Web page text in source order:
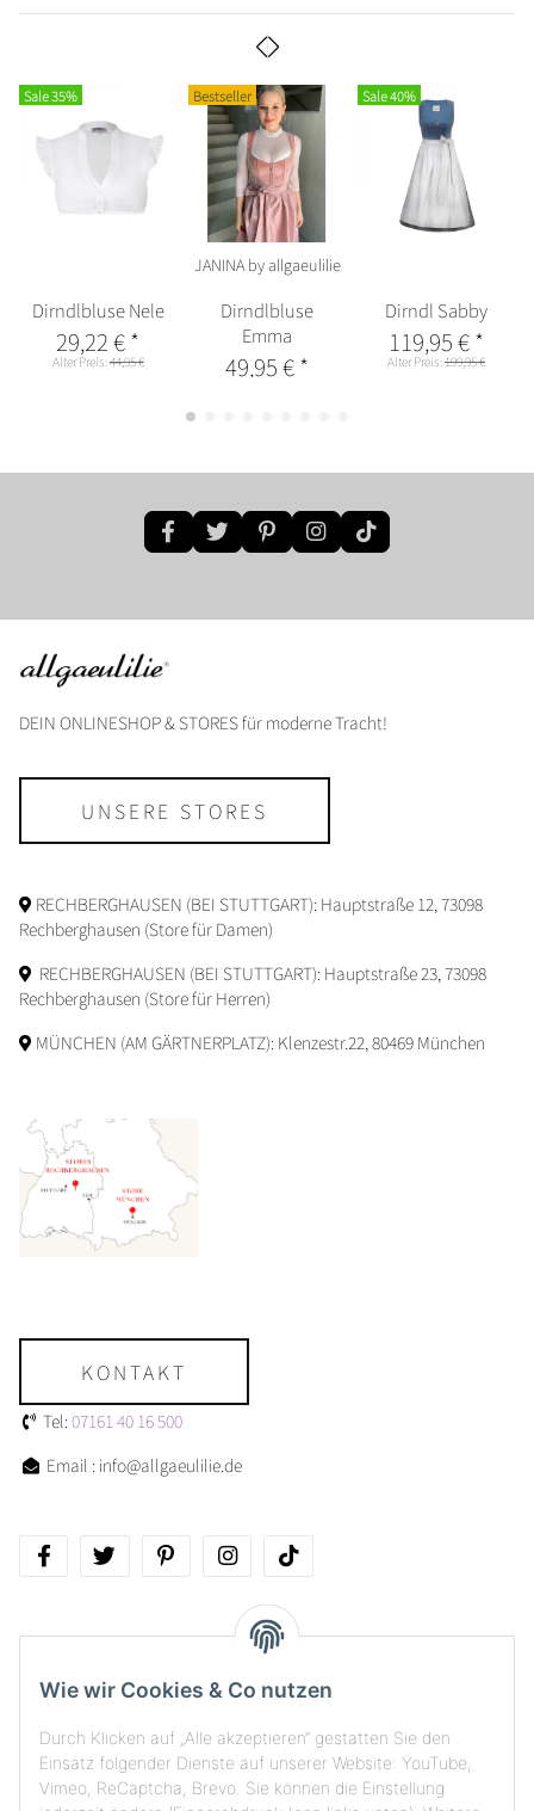
Sale 35%
Dirndlbluse Nele
29,22 €*
Alter Preis:44,95 €
Bestseller
JANINA by allgaeulilie
Dirndlbluse
Emma
49,95 €*
Sale 40%
Dirndl Sabby
119,95 €*
Alter Preis:199,95 €
DEIN ONLINESHOP & STORES für moderne Tracht!
UNSERE STORES
RECHBERGHAUSEN (BEI STUTTGART): Hauptstraße 12, 73098
Rechberghausen (Store für Damen)
RECHBERGHAUSEN (BEI STUTTGART): Hauptstraße 23, 73098
Rechberghausen (Store für Herren)
MÜNCHEN (AM GÄRTNERPLATZ): Klenzestr.22, 80469 München
KONTAKT
Tel: 07161 40 16 500
Email : info@allgaeulilie.de
Versand, Rückgabe & Zahlungsarten
Wie wir Cookies & Co nutzen
Durch Klicken auf „Alle akzeptieren“ gestatten Sie den
Einsatz folgender Dienste auf unserer Website: YouTube,
Vimeo, ReCaptcha, Brevo. Sie können die Einstellung